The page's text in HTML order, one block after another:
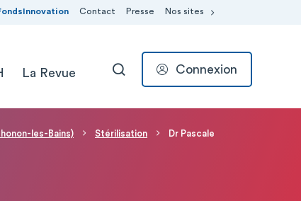
Contact Presse Nos sites
La Revue RECHERCHER
Connexion
les-Bains) Stérilisation
Dr Pascale